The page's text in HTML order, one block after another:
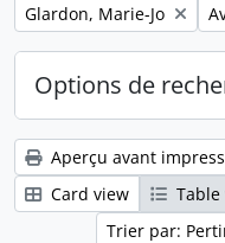
Remove filter:
Glardon, Marie-Jo
Options de
Aperçu avant
Card view
Table
Trier par: